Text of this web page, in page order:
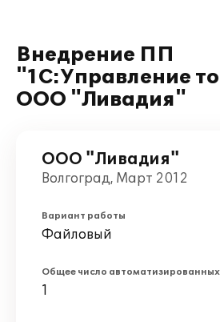
Внедрение ПП
"1С:Управление
ООО "Ливадия"
ООО "Ливадия"
Волгоград, Март 2012
Вариант работы
Файловый
Общее число
1